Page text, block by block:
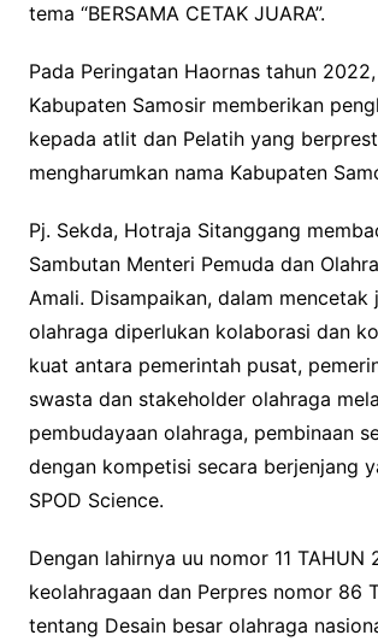
tema “BERSAMA CETAK JUARA”.
Pada Peringatan Haornas tahun
Kabupaten Samosir memberikan
kepada atlit dan Pelatih yang
mengharumkan nama Kabupaten
Pj. Sekda, Hotraja Sitanggang
Sambutan Menteri Pemuda dan
Amali. Disampaikan, dalam mencetak
olahraga diperlukan kolaborasi dan
kuat antara pemerintah pusat,
swasta dan stakeholder olahraga
pembudayaan olahraga, pembinaan
dengan kompetisi secara berjenjang
SPOD Science.
Dengan lahirnya uu nomor 11 TAHUN
keolahragaan dan Perpres nomor 86
tentang Desain besar olahraga